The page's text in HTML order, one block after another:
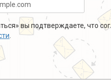
вы подтверждаете, что